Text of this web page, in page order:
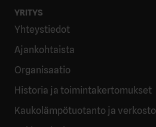
YRITYS
Yhteystiedot
Ajankohtaista
Organisaatio
Historia ja toimintakertomukset
Kaukolämpötuotanto ja verkosto